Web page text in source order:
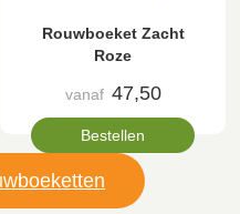
Rouwboeket Zacht
Roze
vanaf 47,50
Bestellen